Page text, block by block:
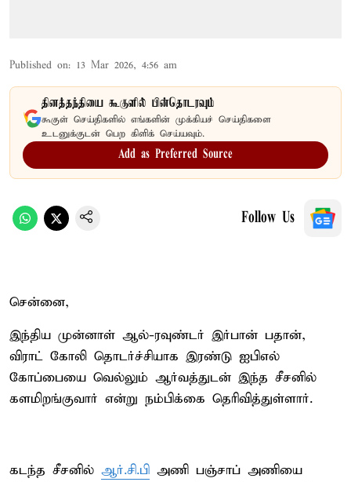
Published on: 13 Mar 2026, 4:56 am
தினத்தந்தியை கூகுளில் பின்தொடரவும்
கூகுள் செய்திகளில் எங்களின் முக்கியச் செய்திகளை
உடனுக்குடன் பெற கிளிக் செய்யவும்.
Add as Preferred Source
Follow Us
சென்னை,
இந்திய முன்னாள் ஆல்-ரவுண்டர் இர்பான் பதான்,
விராட் கோலி தொடர்ச்சியாக இரண்டு ஐபிஎல்
கோப்பையை வெல்லும் ஆர்வத்துடன் இந்த சீசனில்
களமிறங்குவார் என்று நம்பிக்கை தெரிவித்துள்ளார்.
கடந்த சீசனில் ஆர்.சி.பி அணி பஞ்சாப் அணியை